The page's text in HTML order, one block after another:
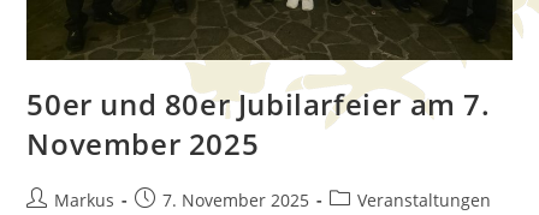
50er und 80er Jubilarfeier am 7.
November 2025
Markus 7. November 2025 Veranstaltungen